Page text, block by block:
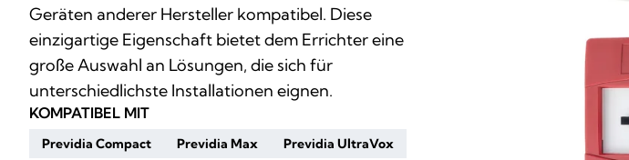
Geräten anderer Hersteller kompatibel. Diese
einzigartige Eigenschaft bietet dem Errichter eine
große Auswahl an Lösungen, die sich für
unterschiedlichste Installationen eignen.
KOMPATIBEL MIT
Previdia Compact Previdia Max Previdia UltraVox